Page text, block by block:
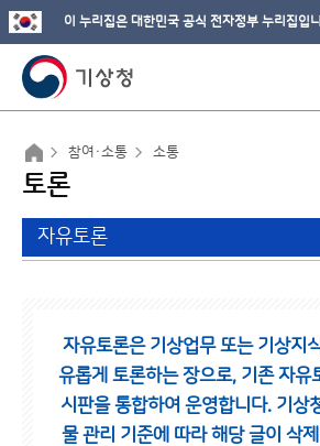
이 누리집은 대한민국 공식 전자정부 누리집입
참여·소통 소통
토론
자유토론
자유토론은 기상업무 또는 기상지
유롭게 토론하는 장으로, 기존 자유
시판을 통합하여 운영합니다. 기상
물 관리 기준에 따라 해당 글이 삭